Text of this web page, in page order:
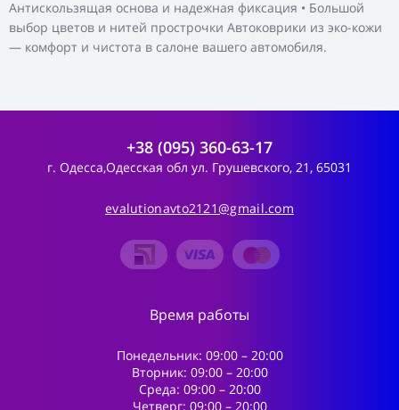
Антискользящая основа и надежная фиксация • Большой
выбор цветов и нитей прострочки Автоковрики из эко-кожи
— комфорт и чистота в салоне вашего автомобиля.
+38 (095) 360-63-17
г. Одесса,Одесская обл ул. Грушевского, 21, 65031
evalutionavto2121@gmail.com
Время работы
Понедельник: 09:00 – 20:00
Вторник: 09:00 – 20:00
Среда: 09:00 – 20:00
Четверг: 09:00 – 20:00